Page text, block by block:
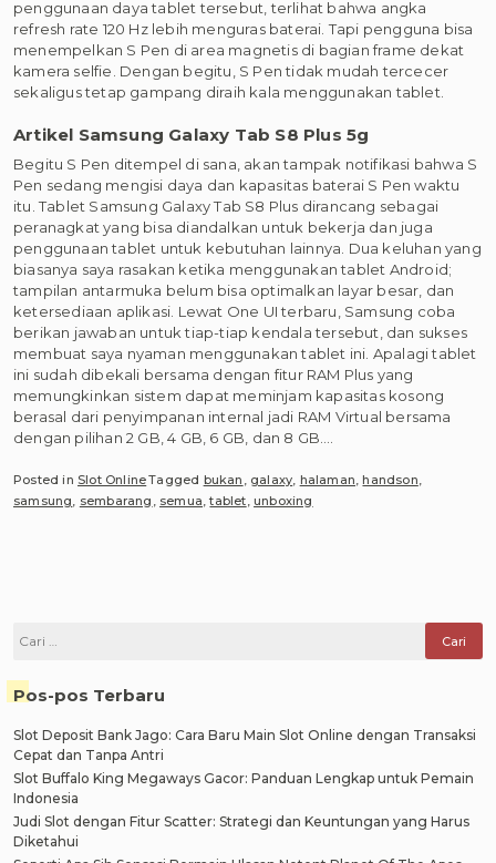
penggunaan daya tablet tersebut, terlihat bahwa angka
refresh rate 120 Hz lebih menguras baterai. Tapi pengguna bisa
menempelkan S Pen di area magnetis di bagian frame dekat
kamera selfie. Dengan begitu, S Pen tidak mudah tercecer
sekaligus tetap gampang diraih kala menggunakan tablet.
Artikel Samsung Galaxy Tab S8 Plus 5g
Begitu S Pen ditempel di sana, akan tampak notifikasi bahwa S
Pen sedang mengisi daya dan kapasitas baterai S Pen waktu
itu. Tablet Samsung Galaxy Tab S8 Plus dirancang sebagai
peranagkat yang bisa diandalkan untuk bekerja dan juga
penggunaan tablet untuk kebutuhan lainnya. Dua keluhan yang
biasanya saya rasakan ketika menggunakan tablet Android;
tampilan antarmuka belum bisa optimalkan layar besar, dan
ketersediaan aplikasi. Lewat One UI terbaru, Samsung coba
berikan jawaban untuk tiap-tiap kendala tersebut, dan sukses
membuat saya nyaman menggunakan tablet ini. Apalagi tablet
ini sudah dibekali bersama dengan fitur RAM Plus yang
memungkinkan sistem dapat meminjam kapasitas kosong
berasal dari penyimpanan internal jadi RAM Virtual bersama
dengan pilihan 2 GB, 4 GB, 6 GB, dan 8 GB.…
Posted in Slot OnlineTagged bukan , galaxy, halaman,handson,
samsung, sembarang , semua,tablet,unboxing
Cari
Pos-pos Terbaru
Slot Deposit Bank Jago: Cara Baru Main Slot Online dengan Transaksi
Cepat dan Tanpa Antri
Slot Buffalo King Megaways Gacor: Panduan Lengkap untuk Pemain
Indonesia
Judi Slot dengan Fitur Scatter: Strategi dan Keuntungan yang Harus
Diketahui